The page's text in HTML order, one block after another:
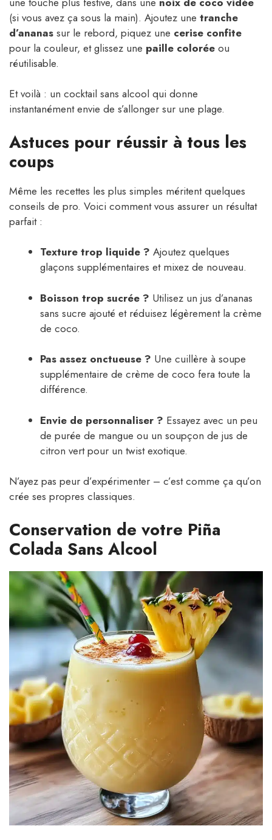
(si vous avez ça sous la main). Ajoutez une tranche
d’ananas sur le rebord, piquez une cerise confite
pour la couleur, et glissez une paille colorée ou
réutilisable.
Et voilà : un cocktail sans alcool qui donne
instantanément envie de s’allonger sur une plage.
Astuces pour réussir à tous les
coups
Même les recettes les plus simples méritent quelques
conseils de pro. Voici comment vous assurer un résultat
parfait :
Texture trop liquide ? Ajoutez quelques
glaçons supplémentaires et mixez de nouveau.
Boisson trop sucrée ? Utilisez un jus d’ananas
sans sucre ajouté et réduisez légèrement la crème
de coco.
Pas assez onctueuse ? Une cuillère à soupe
supplémentaire de crème de coco fera toute la
différence.
Envie de personnaliser ? Essayez avec un peu
de purée de mangue ou un soupçon de jus de
citron vert pour un twist exotique.
N’ayez pas peur d’expérimenter – c’est comme ça qu’on
crée ses propres classiques.
Conservation de votre Piña
Colada Sans Alcool